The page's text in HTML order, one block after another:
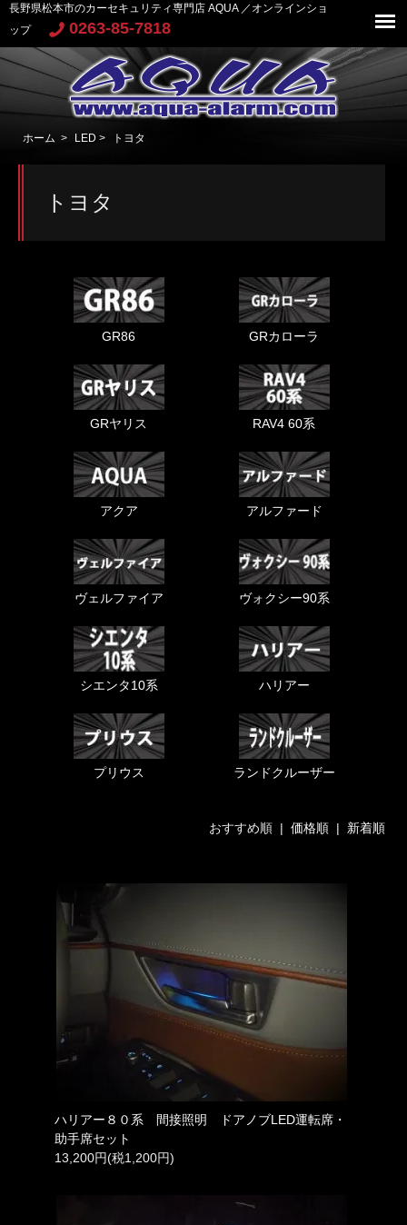
長野県松本市のカーセキュリティ専門店 AQUA ／オンラインショ
ップ
0263-85-7818
ホーム > LED > トヨタ
トヨタ
GR86 GRカローラ
GRヤリス RAV4 60系
アクア アルファード
ヴェルファイア ヴォクシー90系
シエンタ10系 ハリアー
プリウス ランドクルーザー
おすすめ順 | 価格順| 新着順
ハリアー８０系 間接照明 ドアノブLED運転席・
助手席セット
13,200円(税1,200円)